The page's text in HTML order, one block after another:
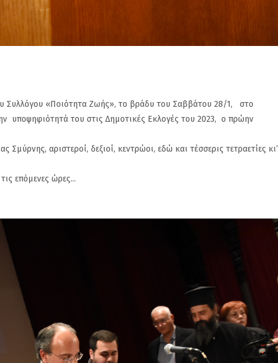
Συλλόγου «Ποιότητα Ζωής», το βράδυ του Σαββάτου 28/1, στο
υποψηφιότητά του στις Δημοτικές Εκλογές του 2023, ο πρώην
αριστεροί, δεξιοί, κεντρώοι, εδώ και τέσσερις τετραετίες κι’
επόμενες ώρες...